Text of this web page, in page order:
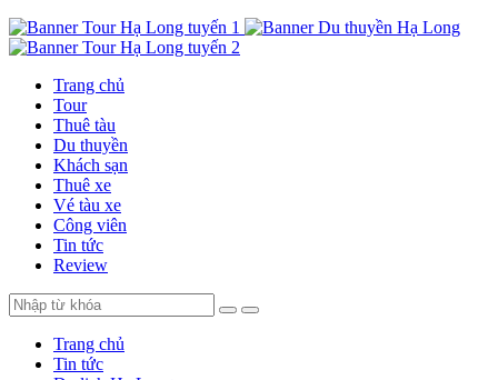
Trang chủ
Tour
Thuê tàu
Du thuyền
Khách sạn
Thuê xe
Vé tàu xe
Công viên
Tin tức
Review
Trang chủ
Tin tức